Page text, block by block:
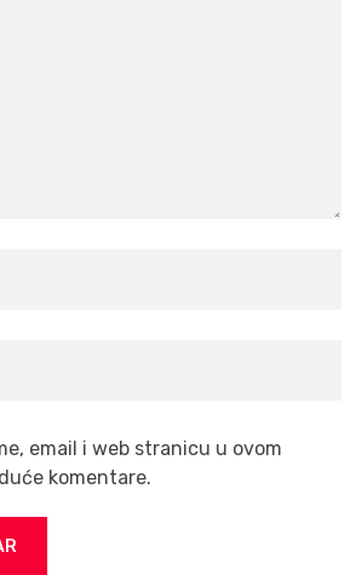
email i web stranicu u ovom
komentare.